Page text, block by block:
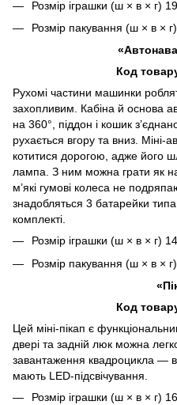
Розмір іграшки (ш × в × г)
Розмір пакування (ш × в ×
Код
Рухомі частини машинки
захопливим. Кабіна й основа
на 360°, піддон і кошик
рухається вгору та вниз. Міні-
котитися дорогою, адже його
лампа. З ним можна грати як
м’які гумові колеса не
знадобляться 3 батарейки
комплекті.
Розмір іграшки (ш × в × г)
Розмір пакування (ш × в ×
Код
Цей міні-пікап є
двері та задній люк можна
завантаження квадроцикла —
мають LED-підсвічування.
Розмір іграшки (ш × в × г)